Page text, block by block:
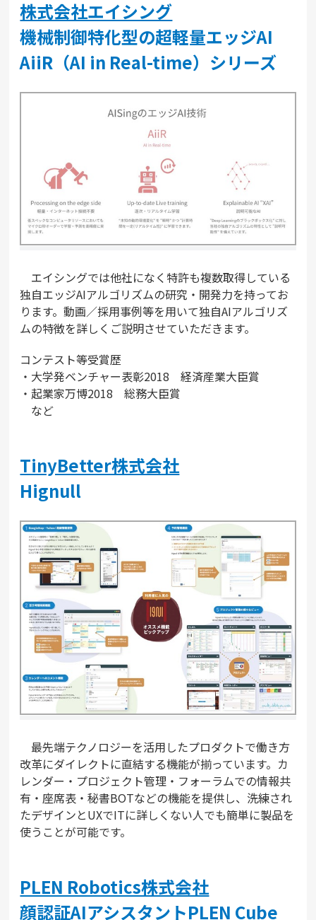
株式会社エイシング
機械制御特化型の超軽量エッジAI
AiiR（AI in Real-time）シリーズ
エイシングでは他社になく特許も複数取得している
独自エッジAIアルゴリズムの研究・開発力を持ってお
ります。動画／採用事例等を用いて独自AIアルゴリズ
ムの特徴を詳しくご説明させていただきます。
コンテスト等受賞歴
・大学発ベンチャー表彰2018 経済産業大臣賞
・起業家万博2018 総務大臣賞
など
TinyBetter株式会社
Hignull
最先端テクノロジーを活用したプロダクトで働き方
改革にダイレクトに直結する機能が揃っています。カ
レンダー・プロジェクト管理・フォーラムでの情報共
有・座席表・秘書BOTなどの機能を提供し、洗練され
たデザインとUXでITに詳しくない人でも簡単に製品を
使うことが可能です。
PLEN Robotics株式会社
顔認証AIアシスタントPLEN Cube